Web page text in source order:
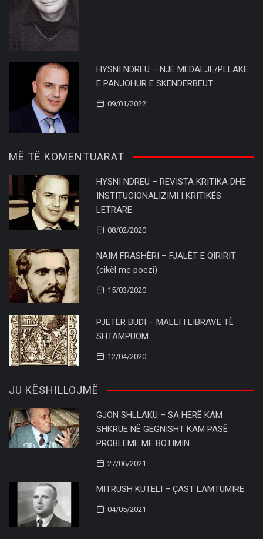
HYSNI NDREU – NJË MEDALJE/PLLAKË
E PANJOHUR E SKËNDERBEUT
09/01/2022
MË TË KOMENTUARAT
HYSNI NDREU – REVISTA KRITIKA DHE
INSTITUCIONALIZIMI I KRITIKËS
LETRARE
08/02/2020
NAIM FRASHËRI – FJALËT E QIRIRIT
(cikël me poezi)
15/03/2020
PJETËR BUDI – MALLI I LIBRAVE TË
SHTAMPUOM
12/04/2020
JU KËSHILLOJMË
GJON SHLLAKU – SA HERË KAM
SHKRUE NË GEGNISHT KAM PASË
PROBLEME ME BOTIMIN
27/06/2021
MITRUSH KUTELI – ÇAST LAMTUMIRE
04/05/2021